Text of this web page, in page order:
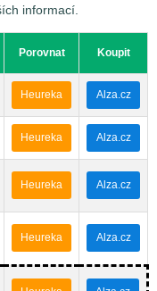
informací.
Porovnat Koupit
Heureka Alza.cz
Heureka Alza.cz
Heureka Alza.cz
Heureka Alza.cz